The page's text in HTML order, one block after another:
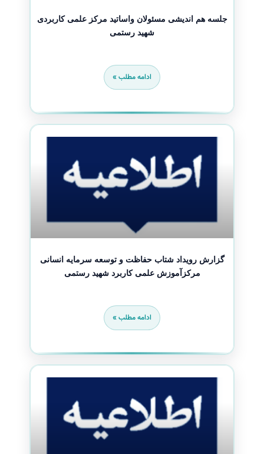
جلسه هم اندیشی مسئولان واساتید مرکز علمی کاربردی
شهید رستمی
ادامه مطلب »
گزارش رویداد شتاب حفاظت و توسعه سرمایه انسانی
مرکزآموزش علمی کاربرد شهید رستمی
ادامه مطلب »